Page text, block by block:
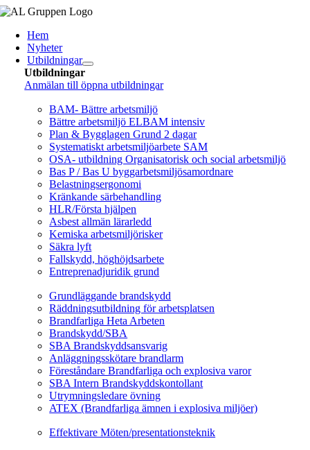
Fortsätt
innehållet
Hem
Nyheter
Utbildningar
Utbildningar
Anmälan till öppna utbildningar
BAM- Bättre arbetsmiljö
Bättre arbetsmiljö ELBAM intensiv
Plan & Bygglagen Grund 2 dagar
Systematiskt arbetsmiljöarbete SAM
OSA- utbildning Organisatorisk och social arbetsmiljö
Bas P / Bas U byggarbetsmiljösamordnare
Belastningsergonomi
Kränkande särbehandling
HLR/Första hjälpen
Asbest allmän lärarledd
Kemiska arbetsmiljörisker
Säkra lyft
Fallskydd, höghöjdsarbete
Entreprenadjuridik grund
Grundläggande brandskydd
Räddningsutbildning för arbetsplatsen
Brandfarliga Heta Arbeten
Brandskydd/SBA
SBA Brandskyddsansvarig
Anläggningsskötare brandlarm
Föreståndare Brandfarliga och explosiva varor
SBA Intern Brandskyddskontollant
Utrymningsledare övning
ATEX (Brandfarliga ämnen i explosiva miljöer)
Effektivare Möten/presentationsteknik